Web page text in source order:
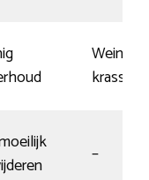
Weinig
krassen
–